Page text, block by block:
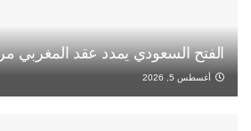
الفتح السعودي يمدد عقد المغربي
أغسطس 5, 2026